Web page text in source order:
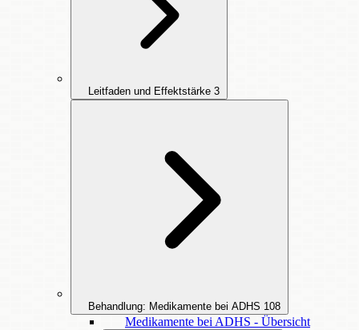
Leitfaden und Effektstärke 3
Behandlung: Medikamente bei ADHS 108
Medikamente bei ADHS - Übersicht